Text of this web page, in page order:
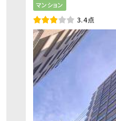
マンション
3.4点